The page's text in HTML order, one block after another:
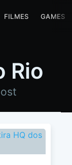
FILMES GAMES
Rio